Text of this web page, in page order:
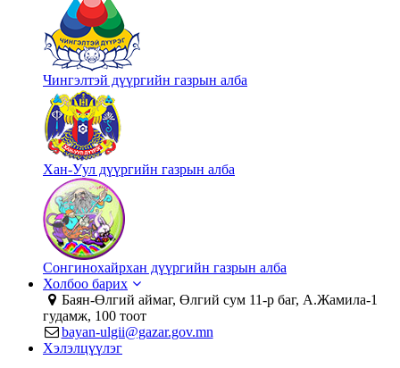
Чингэлтэй дүүргийн газрын алба
Хан-Уул дүүргийн газрын алба
Сонгинохайрхан дүүргийн газрын алба
Холбоо барих
Баян-Өлгий аймаг, Өлгий сум 11-р баг, А.Жамила-1
гудамж, 100 тоот
bayan-ulgii@gazar.gov.mn
Хэлэлцүүлэг